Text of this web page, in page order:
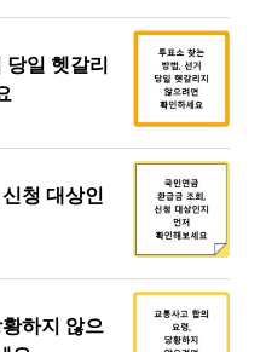
일 헷갈리
청 대상인
하지 않으